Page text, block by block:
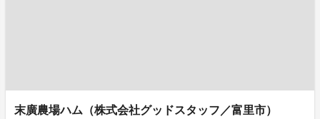
末廣農場ハム（株式会社グッドスタッフ／富里市）